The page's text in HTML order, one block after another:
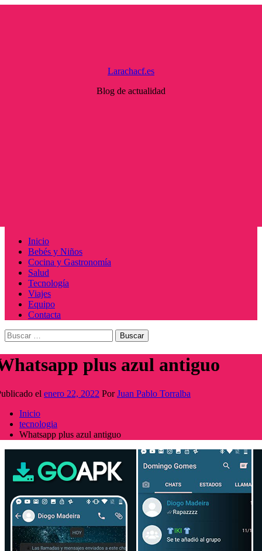
Larachacf.es
Blog de actualidad
Menú
principal
Inicio
Bebés y Niños
Cocina y Gastronomía
Salud
Tecnología
Viajes
Equipo
Contacta
Buscar:
plus azul antiguo
el enero 22, 2022 PorJuan Pablo Torralba
Inicio
tecnologia
Whatsapp plus azul antiguo